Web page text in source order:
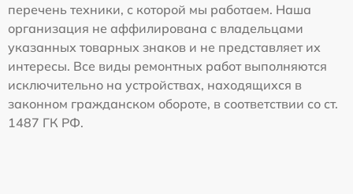
перечень техники, с которой мы работаем. Наша
организация не аффилирована с владельцами
указанных товарных знаков и не представляет их
интересы. Все виды ремонтных работ выполняются
исключительно на устройствах, находящихся в
законном гражданском обороте, в соответствии со ст.
1487 ГК РФ.